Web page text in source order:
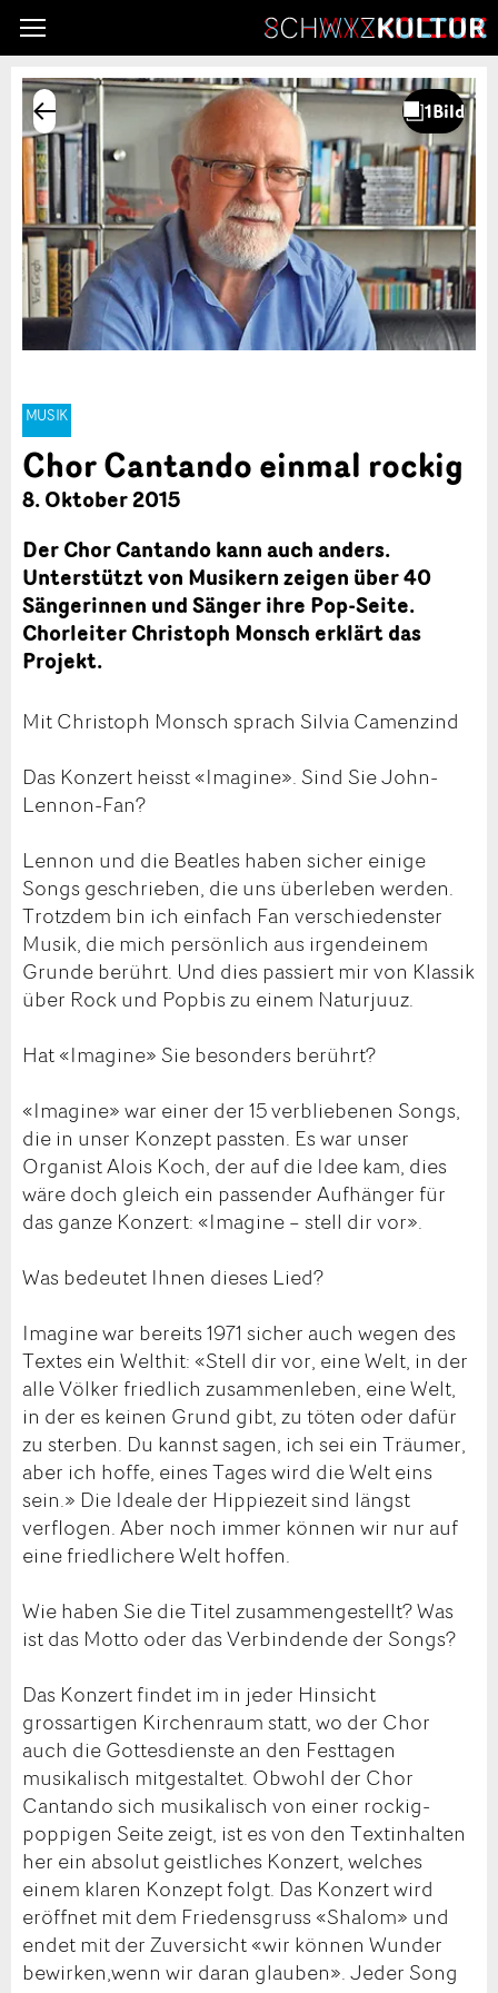
MUSIK
Chor Cantando einmal rockig
8. Oktober 2015
Der Chor Cantando kann auch anders.
Unterstützt von Musikern zeigen über 40
Sängerinnen und Sänger ihre Pop-Seite.
Chorleiter Christoph Monsch erklärt das
Projekt.
Mit Christoph Monsch sprach Silvia Camenzind
Das Konzert heisst «Imagine». Sind Sie John-
Lennon-Fan?
Lennon und die Beatles haben sicher einige
Songs geschrieben, die uns überleben werden.
Trotzdem bin ich einfach Fan verschiedenster
Musik, die mich persönlich aus irgendeinem
Grunde berührt. Und dies passiert mir von Klassik
über Rock und Popbis zu einem Naturjuuz.
Hat «Imagine» Sie besonders berührt?
«Imagine» war einer der 15 verbliebenen Songs,
die in unser Konzept passten. Es war unser
Organist Alois Koch, der auf die Idee kam, dies
wäre doch gleich ein passender Aufhänger für
das ganze Konzert: «Imagine – stell dir vor».
Was bedeutet Ihnen dieses Lied?
Imagine war bereits 1971 sicher auch wegen des
Textes ein Welthit: «Stell dir vor, eine Welt, in der
alle Völker friedlich zusammenleben, eine Welt,
in der es keinen Grund gibt, zu töten oder dafür
zu sterben. Du kannst sagen, ich sei ein Träumer,
aber ich hoffe, eines Tages wird die Welt eins
sein.» Die Ideale der Hippiezeit sind längst
verflogen. Aber noch immer können wir nur auf
eine friedlichere Welt hoffen.
Wie haben Sie die Titel zusammengestellt? Was
ist das Motto oder das Verbindende der Songs?
Das Konzert findet im in jeder Hinsicht
grossartigen Kirchenraum statt, wo der Chor
auch die Gottesdienste an den Festtagen
musikalisch mitgestaltet. Obwohl der Chor
Cantando sich musikalisch von einer rockig-
poppigen Seite zeigt, ist es von den Textinhalten
her ein absolut geistliches Konzert, welches
einem klaren Konzept folgt. Das Konzert wird
eröffnet mit dem Friedensgruss «Shalom» und
endet mit der Zuversicht «wir können Wunder
bewirken,wenn wir daran glauben». Jeder Song